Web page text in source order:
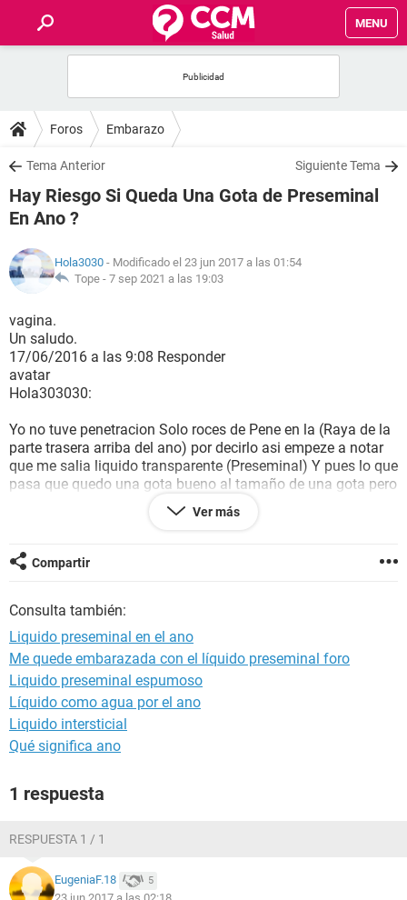
MENU
FOROS
SALUD
FAMILIA
NUTRICIÓN
SEXUALIDAD
GLOSARIO
Foros Embarazo
Tema Anterior Siguiente Tema
Hay Riesgo Si Queda Una Gota de Preseminal
En Ano ?
Hola3030 - Modificado el 23 jun 2017 a las 01:54
Tope - 7 sep 2021 a las 19:03
vagina.
Un saludo.
17/06/2016 a las 9:08 Responder
avatar
Hola303030:
Yo no tuve penetracion Solo roces de Pene en la (Raya de la
parte trasera arriba del ano) por decirlo asi empeze a notar
que me salia liquido transparente (Preseminal) Y pues lo que
pasa que quedo una gota bueno al tamaño de una gota pero
como era pegajosa quedo arriba del Ano De La Persona y
tiene que pasar por los labios de la mujer y pues ya que es
preseminal se dificulta la Vida del esperma pero hay riesgo
Ver más
Compartir
Consulta también:
Liquido preseminal en el ano
Me quede embarazada con el líquido preseminal foro
Liquido preseminal espumoso
Líquido como agua por el ano
Liquido intersticial
Qué significa ano
1 respuesta
RESPUESTA 1 / 1
EugeniaF.18 5